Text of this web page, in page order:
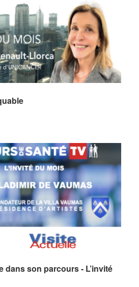
dans son parcours - L’invité